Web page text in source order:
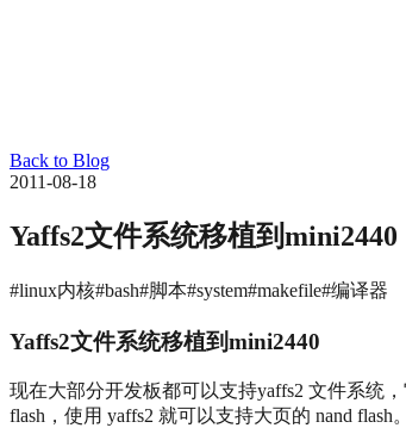
Back to Blog
2011-08-18
Yaffs2文件系统移植到mini2440
#linux内核#bash#脚本#system#makefile#编译器
Yaffs2文件系统移植到mini2440
现在大部分开发板都可以支持yaffs2 文件系统
flash，使用 yaffs2 就可以支持大页的 nand flash。